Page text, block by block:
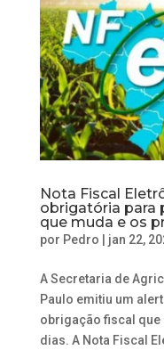
Nota Fiscal
obrigatória para
que muda e os
por Pedro jan 22,
A Secretaria de
Paulo emitiu um
obrigação fiscal
dias. A Nota Fiscal